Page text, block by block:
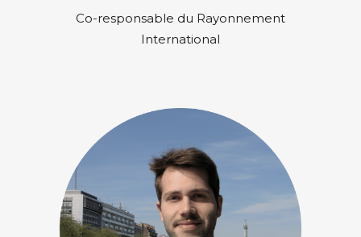
Co-responsable du Rayonnement
International